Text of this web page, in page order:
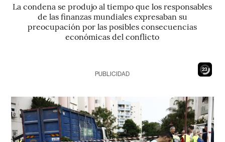
La condena se produjo al tiempo que los responsables
de las finanzas mundiales expresaban su
preocupación por las posibles consecuencias
económicas del conflicto
22
PUBLICIDAD